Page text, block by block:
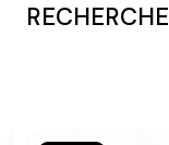
RECHERCHE